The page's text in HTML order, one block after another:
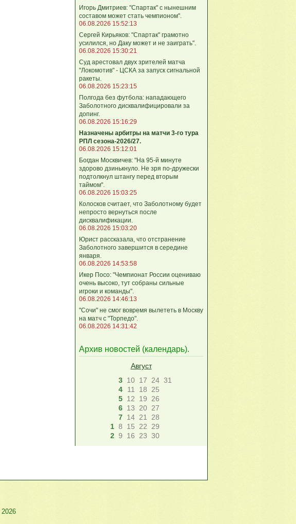
Игорь Дмитриев: "Спартак" с нынешним
составом может стать чемпионом".
06.08.2026 15:52:13
Сергей Кирьяков: "Спартак" грамотно
усилился, но Даку может и не заиграть".
06.08.2026 15:30:21
Суд арестовал двух зрителей матча
"Локомотив" - ЦСКА за запуск сигнальной
ракеты.
06.08.2026 15:23:15
Полгода без футбола: нападающего
Заболотного дисквалифицировали за
допинг.
06.08.2026 15:16:29
Назначены арбитры на матчи 3-го тура
РПЛ сезона-2026/27.
06.08.2026 15:12:01
Богдан Москвичев: "На 95‑й минуте
здорово дзинькнуло. Не зря по‑дружески
подтолкнул штангу перед вторым
таймом".
06.08.2026 15:03:25
Колосков считает, что Заболотному будет
непросто вернуться после
дисквалификации.
06.08.2026 15:03:20
Юрист рассказала, что отстранение
Заболотного завершится в середине
января.
06.08.2026 14:53:58
Икер Посо: "Чемпионат России оцениваю
очень высоко, тут собраны сильные
игроки и команды".
06.08.2026 14:46:13
"Сочи" не смог вовремя вылететь в Москву
на матч с "Торпедо".
06.08.2026 14:31:42
Архив новостей (календарь).
Август
3 10 17 24 31
4
11 18
25
5 12 19
26
6 13 20 27
7 14 21
28
1 8 15 22
29
2 9 16 23 30
2026